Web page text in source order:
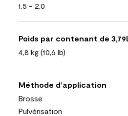
1,5 - 2,0
Poids par contenant de 3,79L
4,8 kg (10,6 lb)
Méthode d’application
Brosse
Pulvérisation